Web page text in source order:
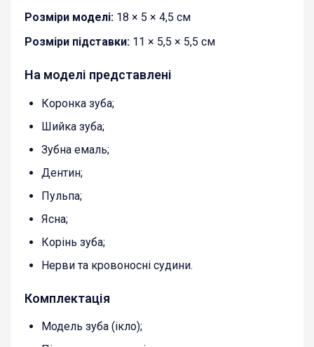
Розміри моделі: 18 × 5 × 4,5 см
Розміри підставки: 11 × 5,5 × 5,5 см
На моделі представлені
Коронка зуба;
Шийка зуба;
Зубна емаль;
Дентин;
Пульпа;
Ясна;
Корінь зуба;
Нерви та кровоносні судини.
Комплектація
Модель зуба (ікло);